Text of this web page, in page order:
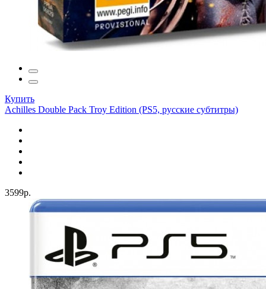
Купить
Achilles Double Pack Troy Edition (PS5, русские субтитры)
3599р.